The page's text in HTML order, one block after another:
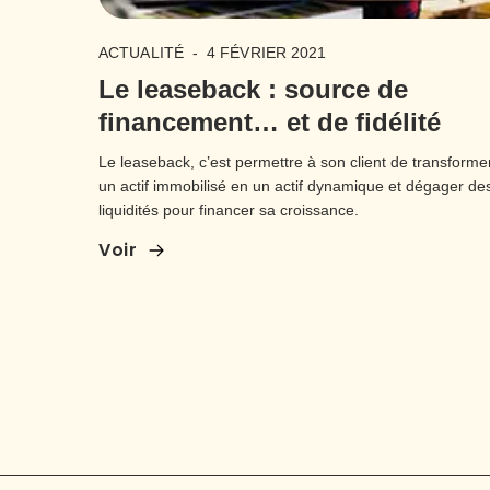
ACTUALITÉ - 4 FÉVRIER 2021
Le leaseback : source de
financement… et de fidélité
Le leaseback, c’est permettre à son client de
un actif immobilisé en un actif dynamique et dégager
liquidités pour financer sa croissance.
Voir